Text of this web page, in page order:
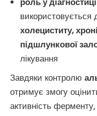
використовується
холециститу,
підшлункової
лікування
Завдяки контролю
отримує змогу
активність